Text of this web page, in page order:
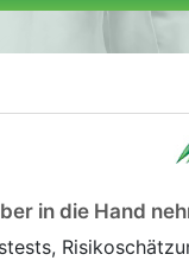
in die Hand